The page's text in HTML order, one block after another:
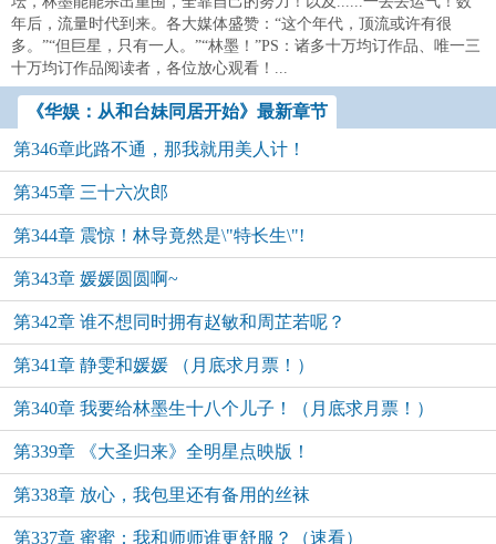
年后，流量时代到来。各大媒体盛赞：“这个年代，顶流或许有很
多。”“但巨星，只有一人。”“林墨！”PS：诸多十万均订作品、唯一三
十万均订作品阅读者，各位放心观看！...
《华娱：从和台妹同居开始》最新章节
第346章此路不通，那我就用美人计！
第345章 三十六次郎
第344章 震惊！林导竟然是\"特长生\"!
第343章 媛媛圆圆啊~
第342章 谁不想同时拥有赵敏和周芷若呢？
第341章 静雯和媛媛 （月底求月票！）
第340章 我要给林墨生十八个儿子！（月底求月票！）
第339章 《大圣归来》全明星点映版！
第338章 放心，我包里还有备用的丝袜
第337章 蜜蜜：我和师师谁更舒服？（速看）